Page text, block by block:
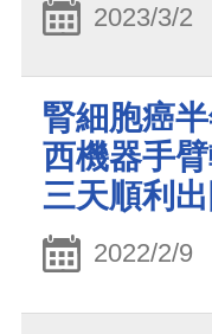
2023/3/2
腎細胞癌
西機器手
三天順利
2022/2/9